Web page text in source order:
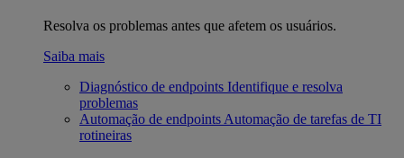
Resolva os problemas antes que afetem os usuários.
Saiba mais
Diagnóstico de endpoints Identifique e resolva
problemas
Automação de endpoints Automação de tarefas de TI
rotineiras